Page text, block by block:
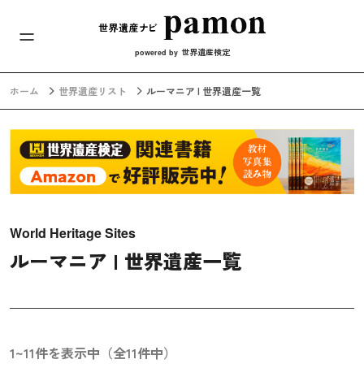
メインナビ
powered by 世界遺産検定
ホーム 世界遺産リスト ルーマニア | 世界遺産一覧
World Heritage Sites
ルーマニア | 世界遺産一覧
1~11件を表示中（全11件中）